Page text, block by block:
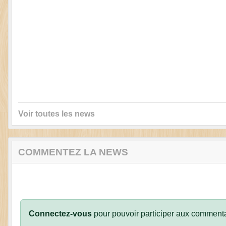
Voir toutes les news
COMMENTEZ LA NEWS
Connectez-vous pour pouvoir participer aux